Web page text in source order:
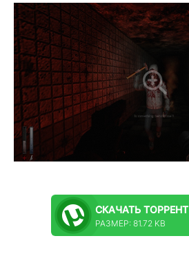
СКАЧАТЬ ТОРРЕНТ
РАЗМЕР: 81.72 KB